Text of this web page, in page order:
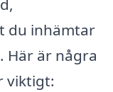
du inhämtar
Här är några
viktigt: